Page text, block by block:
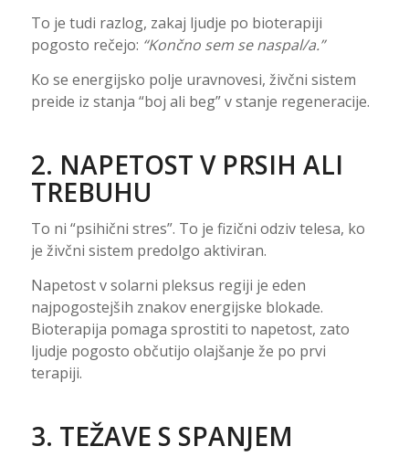
To je tudi razlog, zakaj ljudje po bioterapiji
pogosto rečejo: “Končno sem se naspal/a.”
Ko se energijsko polje uravnovesi, živčni sistem
preide iz stanja “boj ali beg” v stanje regeneracije.
2. NAPETOST V PRSIH ALI
TREBUHU
To ni “psihični stres”. To je fizični odziv telesa, ko
je živčni sistem predolgo aktiviran.
Napetost v solarni pleksus regiji je eden
najpogostejših znakov energijske blokade.
Bioterapija pomaga sprostiti to napetost, zato
ljudje pogosto občutijo olajšanje že po prvi
terapiji.
3. TEŽAVE S SPANJEM